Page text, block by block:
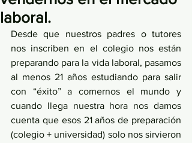
laboral.
Desde que nuestros padres o tutores
nos inscriben en el colegio nos están
preparando para la vida laboral, pasamos
al menos 21 años estudiando para salir
con “éxito” a comernos el mundo y
cuando llega nuestra hora nos damos
cuenta que esos 21 años de preparación
(colegio + universidad) solo nos sirvieron